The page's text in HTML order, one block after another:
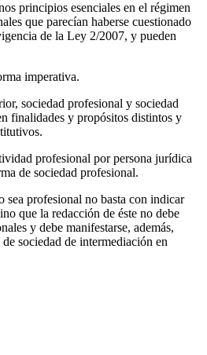
principios esenciales en el régimen
que parecían haberse cuestionado
de la Ley 2/2007, y pueden
imperativa.
sociedad profesional y sociedad
finalidades y propósitos distintos y
profesional por persona jurídica
de sociedad profesional.
sea profesional no basta con indicar
que la redacción de éste no debe
y debe manifestarse, además,
sociedad de intermediación en